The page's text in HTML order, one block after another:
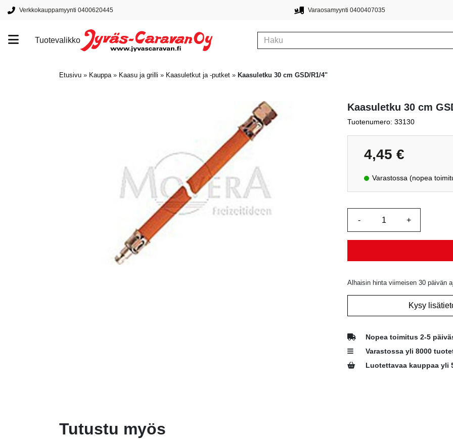
Verkkokauppamyynti 0400620445 Varaosamyynti 0400407035
Tuotevalikko
Etusivu » Kauppa» Kaasu ja grilli » Kaasuletkut ja -putket » Kaasuletku 30 cm GSD/R1/4"
Kaasuletku 30 cm
Tuotenumero: 33130
4,45 €
Varastossa (nopea
Alhaisin hinta viimeisen 30 päivän
Kysy
Nopea toimitus 2-5
Varastossa yli 8000
Luotettavaa kauppaa yli
Tutustu myös